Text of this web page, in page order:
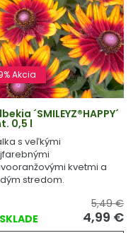
Akcia
´SMILEYZ®HAPPY´
0,5 l
s veľkými
kvetmi a
stredom.
5,49 €
4,99 €